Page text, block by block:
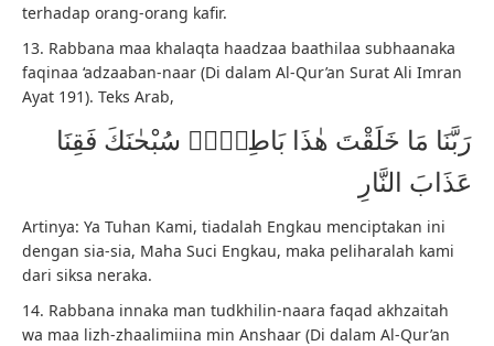
terhadap orang-orang kafir.
13. Rabbana maa khalaqta haadzaa baathilaa subhaanaka
faqinaa ‘adzaaban-naar (Di dalam Al-Qur’an Surat Ali Imran
Ayat 191). Teks Arab,
رَبَّنَا مَا خَلَقْتَ هٰذَا بَاطِلًاۚ سُبْحٰنَكَ فَقِنَا
عَذَابَ النَّارِ
Artinya: Ya Tuhan Kami, tiadalah Engkau menciptakan ini
dengan sia-sia, Maha Suci Engkau, maka peliharalah kami
dari siksa neraka.
14. Rabbana innaka man tudkhilin-naara faqad akhzaitah
wa maa lizh-zhaalimiina min Anshaar (Di dalam Al-Qur’an